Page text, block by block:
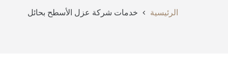
الرئيسية خدمات شركة عزل الأسطح بحائل